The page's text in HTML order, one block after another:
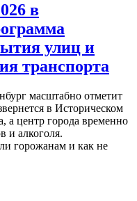
в
улиц и
транспорта
масштабно отметит
в Историческом
а центр города временно
и алкоголя.
горожанам и как не